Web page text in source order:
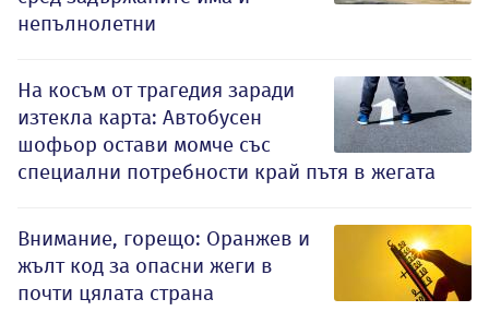
непълнолетни
На косъм от трагедия заради
изтекла карта: Автобусен
шофьор остави момче със
специални потребности край пътя в жегата
Внимание, горещо: Оранжев и
жълт код за опасни жеги в
почти цялата страна